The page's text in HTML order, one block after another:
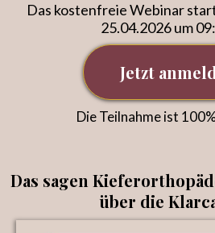
Das kostenfreie Webinar
25.04.2026 um
Jetzt
Die Teilnahme ist
Das sagen
über die